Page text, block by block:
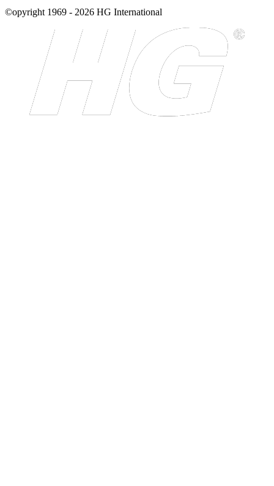
©opyright 1969 - 2026 HG International